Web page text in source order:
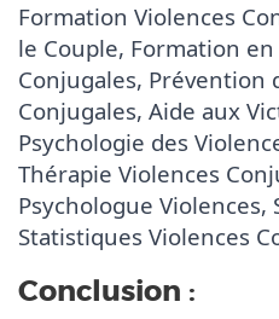
Formation Violences
le Couple, Formation
Conjugales, Prévention
Conjugales, Aide aux
Psychologie des
Thérapie Violences
Psychologue Violences,
Statistiques Violences
Conclusion :